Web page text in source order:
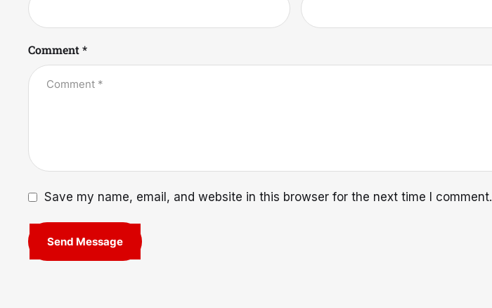
Comment *
Save my name, email, and website in this browser for the next time I comment.
Send Message